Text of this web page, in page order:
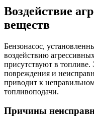
Воздействие
веществ
Бензонасос,
воздействию
присутствуют в
повреждения и
приводит к
топливоподачи.
Причины